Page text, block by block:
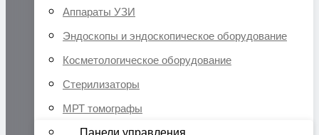
Аппараты УЗИ
Эндоскопы и эндоскопическое оборудование
Косметологическое оборудование
Стерилизаторы
МРТ томографы